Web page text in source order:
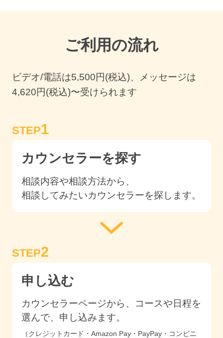
ご利用の流れ
ビデオ/電話は5,500円(税込)、メッセージは
4,620円(税込)〜受けられます
STEP1
カウンセラーを探す
相談内容や相談方法から、
相談してみたいカウンセラーを探します。
STEP2
申し込む
カウンセラーページから、コースや日程を
選んで、申し込みます。
（クレジットカード・Amazon Pay・PayPay・コンビニ